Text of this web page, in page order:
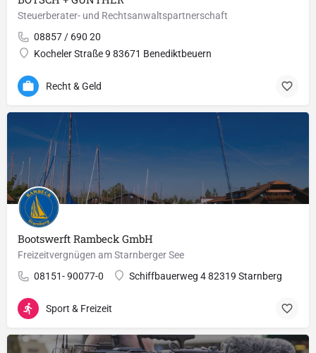
Steuerberater- und Rechtsanwaltspartnerschaft
08857 / 690 20
Kocheler Straße 9 83671 Benediktbeuern
Recht & Geld
Bootswerft Rambeck GmbH
Freizeitvergnügen am Starnberger See
08151- 90077-0
Schiffbauerweg 4 82319 Starnberg
Sport & Freizeit